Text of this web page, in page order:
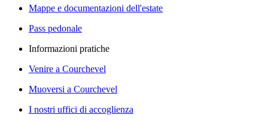
Mappe e documentazioni dell'estate
Pass pedonale
Informazioni pratiche
Venire a Courchevel
Muoversi a Courchevel
I nostri uffici di accoglienza